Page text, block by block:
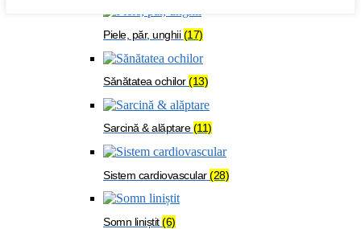
Piele, păr, unghii(17)
Sănătatea ochilor(13)
Sarcină & alăptare(11)
Sistem cardiovascular(28)
Somn liniștit(6)